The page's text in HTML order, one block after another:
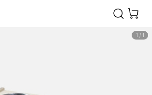
1 / 1